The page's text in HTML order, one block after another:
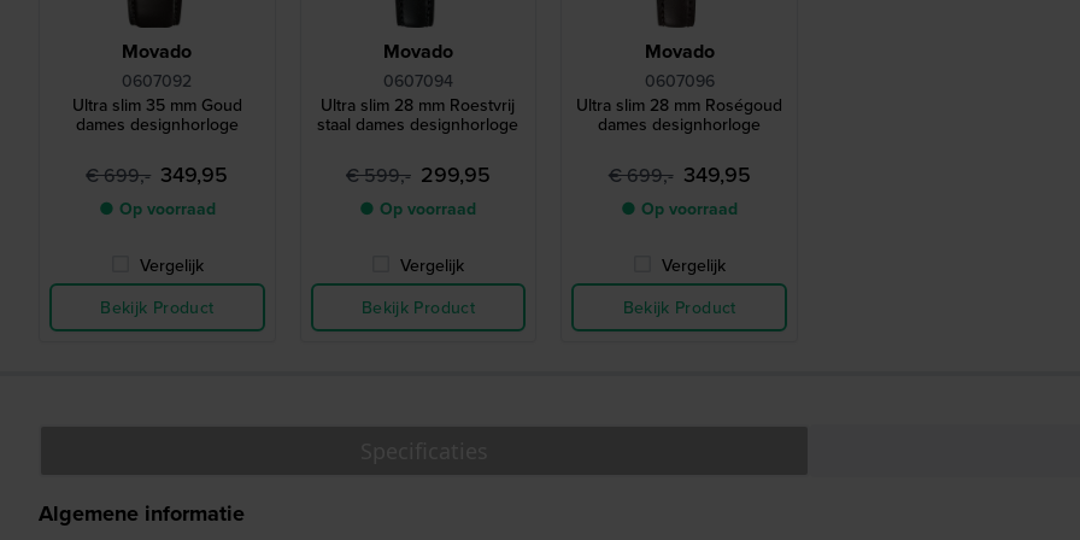
Movado
0607092
Ultra slim 35 mm Goud
dames designhorloge
€ 699,- 349,95
● Op voorraad
Vergelijk
Bekijk Product
Movado
0607094
Ultra slim 28 mm Roestvrij
staal dames designhorloge
€ 599,- 299,95
● Op voorraad
Vergelijk
Bekijk Product
Movado
0607096
Ultra slim 28 mm Roségoud
dames designhorloge
€ 699,- 349,95
● Op voorraad
Vergelijk
Bekijk Product
Algemene informatie